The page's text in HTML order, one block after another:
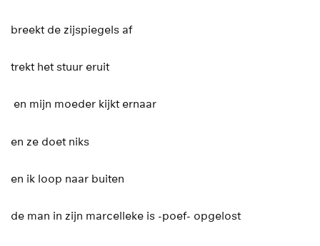
breekt de zijspiegels af
trekt het stuur eruit
en mijn moeder kijkt ernaar
en ze doet niks
en ik loop naar buiten
de man in zijn marcelleke is -poef- opgelost